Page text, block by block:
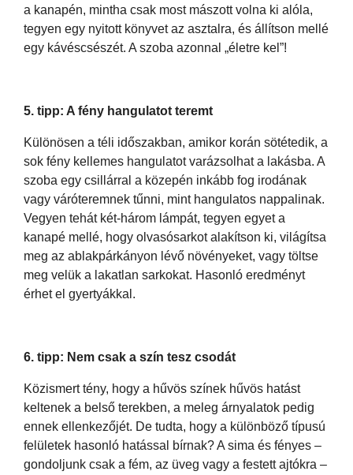
a kanapén, mintha csak most mászott volna ki alóla,
tegyen egy nyitott könyvet az asztalra, és állítson mellé
egy kávéscsészét. A szoba azonnal „életre kel”!
5. tipp: A fény hangulatot teremt
Különösen a téli időszakban, amikor korán sötétedik, a
sok fény kellemes hangulatot varázsolhat a lakásba. A
szoba egy csillárral a közepén inkább fog irodának
vagy váróteremnek tűnni, mint hangulatos nappalinak.
Vegyen tehát két-három lámpát, tegyen egyet a
kanapé mellé, hogy olvasósarkot alakítson ki, világítsa
meg az ablakpárkányon lévő növényeket, vagy töltse
meg velük a lakatlan sarkokat. Hasonló eredményt
érhet el gyertyákkal.
6. tipp: Nem csak a szín tesz csodát
Közismert tény, hogy a hűvös színek hűvös hatást
keltenek a belső terekben, a meleg árnyalatok pedig
ennek ellenkezőjét. De tudta, hogy a különböző típusú
felületek hasonló hatással bírnak? A sima és fényes –
gondoljunk csak a fém, az üveg vagy a festett ajtókra –